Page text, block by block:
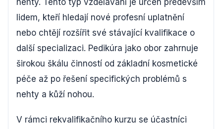
lidem, kteří hledají nové profesní uplatnění
nebo chtějí rozšířit své stávající kvalifikace o
další specializaci. Pedikúra jako obor zahrnuje
širokou škálu činností od základní kosmetické
péče až po řešení specifických problémů s
nehty a kůží nohou.
V rámci rekvalifikačního kurzu se účastníci